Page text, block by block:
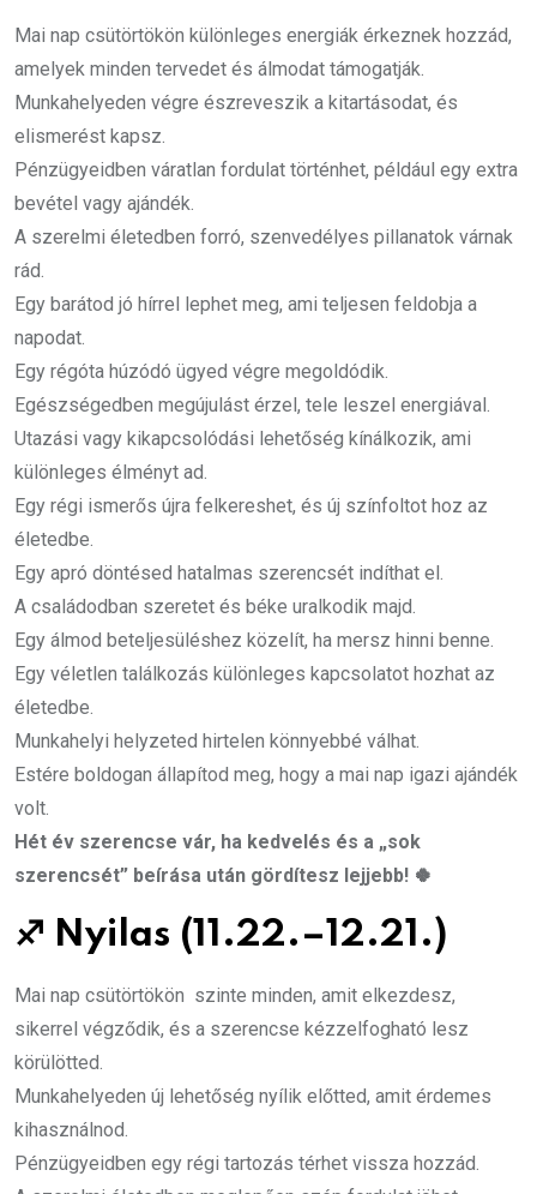
Mai nap csütörtökön különleges energiák érkeznek hozzád,
amelyek minden tervedet és álmodat támogatják.
Munkahelyeden végre észreveszik a kitartásodat, és
elismerést kapsz.
Pénzügyeidben váratlan fordulat történhet, például egy extra
bevétel vagy ajándék.
A szerelmi életedben forró, szenvedélyes pillanatok várnak
rád.
Egy barátod jó hírrel lephet meg, ami teljesen feldobja a
napodat.
Egy régóta húzódó ügyed végre megoldódik.
Egészségedben megújulást érzel, tele leszel energiával.
Utazási vagy kikapcsolódási lehetőség kínálkozik, ami
különleges élményt ad.
Egy régi ismerős újra felkereshet, és új színfoltot hoz az
életedbe.
Egy apró döntésed hatalmas szerencsét indíthat el.
A családodban szeretet és béke uralkodik majd.
Egy álmod beteljesüléshez közelít, ha mersz hinni benne.
Egy véletlen találkozás különleges kapcsolatot hozhat az
életedbe.
Munkahelyi helyzeted hirtelen könnyebbé válhat.
Estére boldogan állapítod meg, hogy a mai nap igazi ajándék
volt.
Hét év szerencse vár, ha kedvelés és a „sok
szerencsét” beírása után gördítesz lejjebb! 🍀
♐ Nyilas (11.22.–12.21.)
Mai nap csütörtökön szinte minden, amit elkezdesz,
sikerrel végződik, és a szerencse kézzelfogható lesz
körülötted.
Munkahelyeden új lehetőség nyílik előtted, amit érdemes
kihasználnod.
Pénzügyeidben egy régi tartozás térhet vissza hozzád.